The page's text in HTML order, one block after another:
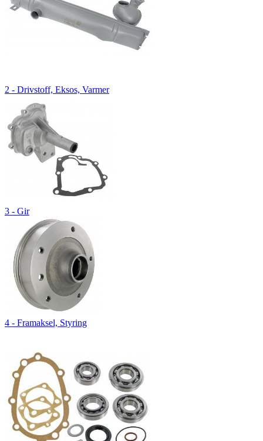
2 - Drivstoff, Eksos, Varmer
3 - Gir
4 - Framaksel, Styring